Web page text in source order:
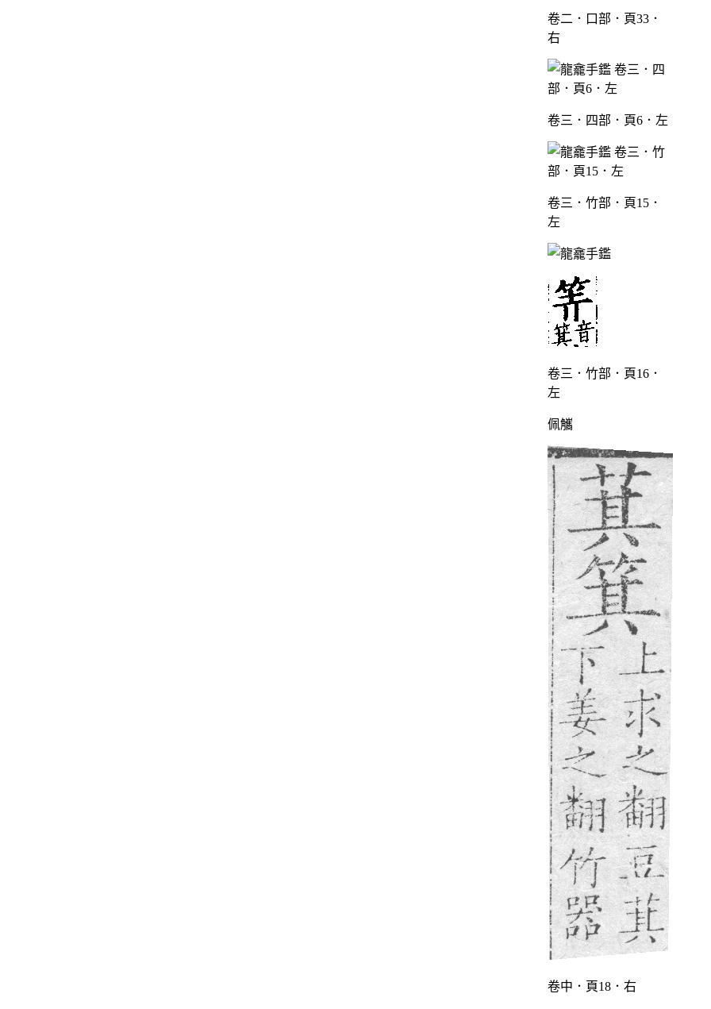
卷二．口部．頁33．
右
卷三．四部．頁6．左
卷三．竹部．頁15．
左
卷三．竹部．頁16．
左
佩觿
卷中．頁18．右